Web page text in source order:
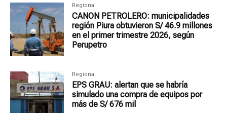
Regional
CANON PETROLERO: municipalidades
región Piura obtuvieron S/ 46.9 millones
en el primer trimestre 2026, según
Perupetro
Regional
EPS GRAU: alertan que se habría
simulado una compra de equipos por
más de S/ 676 mil